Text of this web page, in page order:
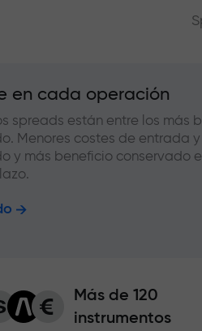
en cada operación
spreads están entre los más
Menores costes de entrada
y más beneficio conservado
Más de 120
instrumentos